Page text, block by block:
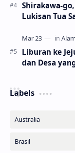
Shirakawa-
Lukisan Tua
Liburan ke
dan Desa
Labels